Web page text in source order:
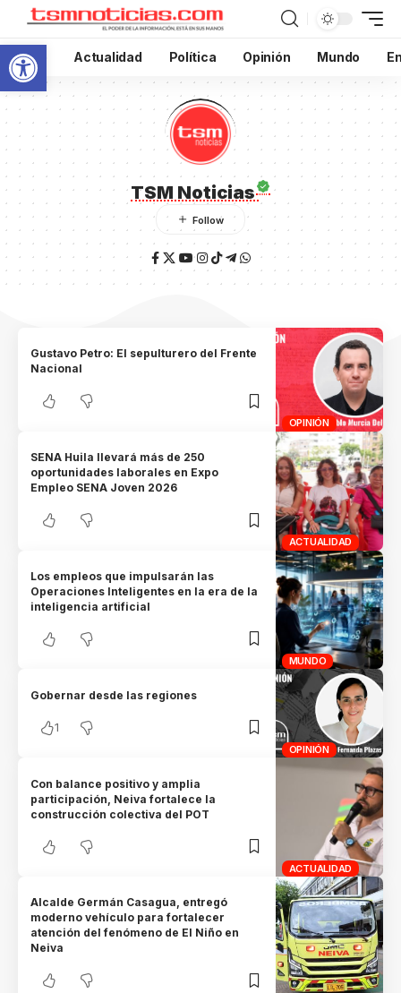
Abrir barra de herramientas
Inicio Actualidad Política Opinión Mundo
TSM Noticias
OPINIÓN
Gustavo Petro: El sepulturero del Frente
Nacional
ACTUALIDAD
SENA Huila llevará más de 250
oportunidades laborales en Expo
Empleo SENA Joven 2026
MUNDO
Los empleos que impulsarán las
Operaciones Inteligentes en la era de la
inteligencia artificial
OPINIÓN
Gobernar desde las regiones
1
ACTUALIDAD
Con balance positivo y amplia
participación, Neiva fortalece la
construcción colectiva del POT
Alcalde Germán Casagua, entregó
moderno vehículo para fortalecer
atención del fenómeno de El Niño en
Neiva